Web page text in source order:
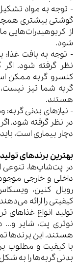
- توجه به مواد
گوشتی بیشتری
از کربوهیدرات‌هایی
شود.
- توجه به بافت غذا:
نظر گرفته شود.
کنسرو گربه ممکن
گربه شما تیز
هستند.
- نیازهای بدنی گربه:
در نظر گرفته شود.
دچار بیماری است،
بهترین برندهای
در پت‌شاپ‌ها، تنوعی
داخلی و خارجی
رویال کنین،
کیفیتی را ارائه
تولید انواع غذاهای
نوتری پت، شایر و...
هستند. این برندها
با کیفیت و مطلوب
بدنی گربه‌ها را به